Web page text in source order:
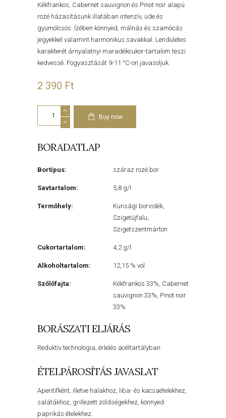
Kékfrankos, Cabernet sauvignon és Pinot noir alapú
rozé házasításunk illatában intenzív, üde és
gyümölcsös. Ízében könnyed, málnás és szamócás
jegyekkel valamint harmonikus savakkal. Lendületes
karakterét árnyalatnyi maradékcukor-tartalom teszi
kedvessé. Fogyasztását 9-11 °C-on javasoljuk.
2 390 Ft
cuvée
Buy now
BORADATLAP
Bortípus: száraz rozé bor
Savtartalom: 5,8 g/l
Termőhely:
Kunsági borvidék,
Szigetújfalu,
Szigetszentmárton
Cukortartalom: 4,2 g/l
Alkoholtartalom: 12,15 % vol
Szőlőfajta:
Kékfrankos 33%, Cabernet
sauvignon 33%, Pinot noir
33%
BORÁSZATI ELJÁRÁS
Reduktív technológia, érlelés acéltartályban.
ÉTELPÁROSÍTÁS JAVASLAT
Aperitifként, illetve halakhoz, liba- és kacsaételekhez,
salátákhoz, grillezett zöldségekhez, könnyed
paprikás ételekhez.